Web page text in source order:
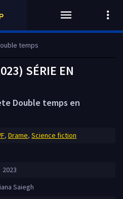
temps
SÉRIE EN
Double temps en
, Drame, Science fiction
2023
Saiegh